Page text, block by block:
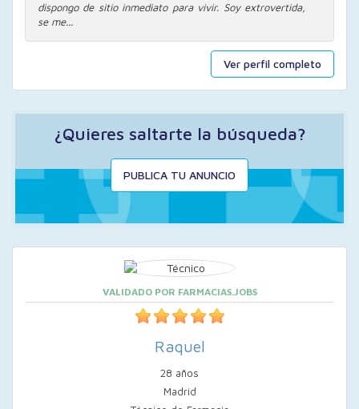
Ver perfil completo
dispongo de sitio inmediato para vivir. Soy extrovertida,
se me...
¿Quieres saltarte la búsqueda?
PUBLICA TU ANUNCIO
VALIDADO POR FARMACIAS.JOBS
Raquel
28 años
Madrid